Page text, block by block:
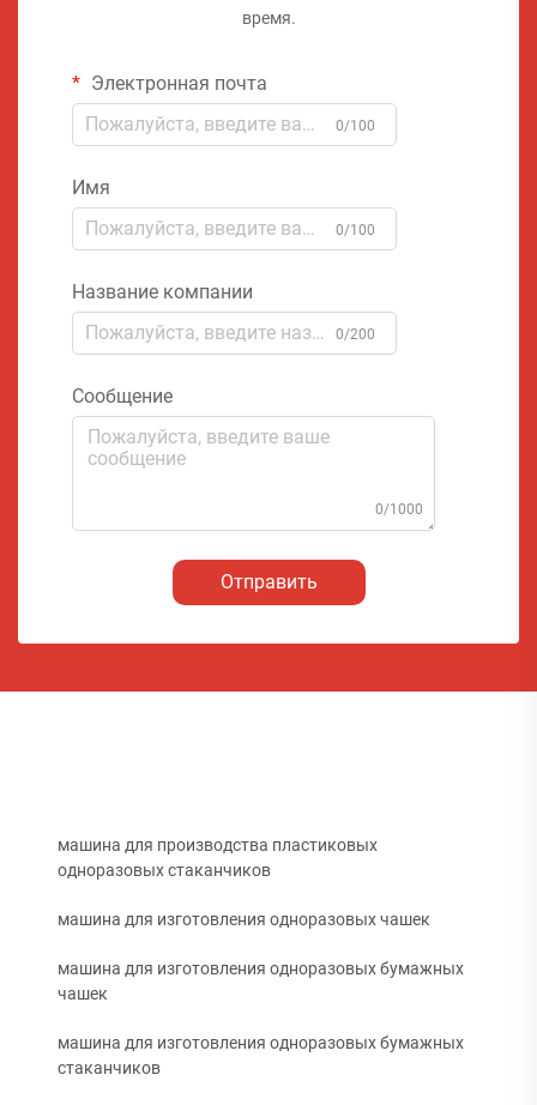
время.
Электронная почта
0/100
Имя
0/100
Название компании
0/200
Сообщение
0/1000
Отправить
машина для производства пластиковых
одноразовых стаканчиков
машина для изготовления одноразовых чашек
машина для изготовления одноразовых бумажных
чашек
машина для изготовления одноразовых бумажных
стаканчиков